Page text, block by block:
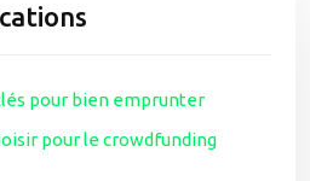
pour bien emprunter
pour le crowdfunding